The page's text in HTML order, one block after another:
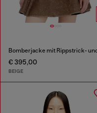
€ 395,00
BEIGE